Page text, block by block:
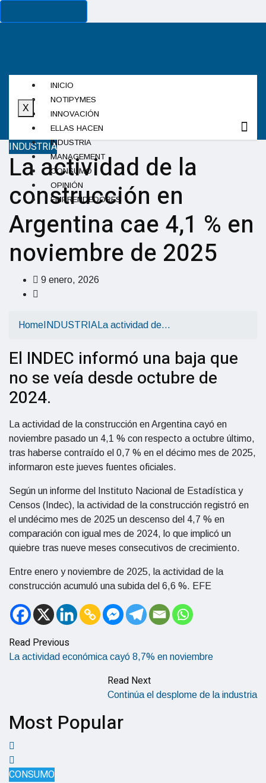
INICIO
NOTIPYMES
INNOVACIÓN
ELLAS HACEN
INDUSTRIA
MANAGEMENT
CONSUMO
OPINIÓN
EMPRENDEDORES
X
INDUSTRIA
La actividad de la
construcción en
Argentina cae 4,1 % en
noviembre de 2025
9 enero, 2026
Home INDUSTRIA La actividad de…
El INDEC informó una baja que
no se veía desde octubre de
2024.
La actividad de la construcción en Argentina cayó en
noviembre pasado un 4,1 % con respecto a octubre último,
tras haberse contraído el 0,7 % en el décimo mes de 2025,
informaron este jueves fuentes oficiales.
Según un informe del Instituto Nacional de Estadística y
Censos (Indec), la actividad de la construcción registró en
el undécimo mes de 2025 un descenso del 4,7 % en
comparación con igual mes de 2024, lo que implicó un
quiebre tras nueve meses consecutivos de crecimiento.
Entre enero y noviembre de 2025, la actividad de la
construcción acumuló una subida del 6,6 %. EFE
Read Previous
La actividad económica cayó 8,7% en noviembre
Read Next
Continúa el desplome de la industria
Most Popular
CONSUMO